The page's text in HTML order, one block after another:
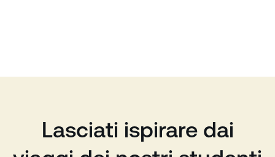
Lasciati ispirare dai